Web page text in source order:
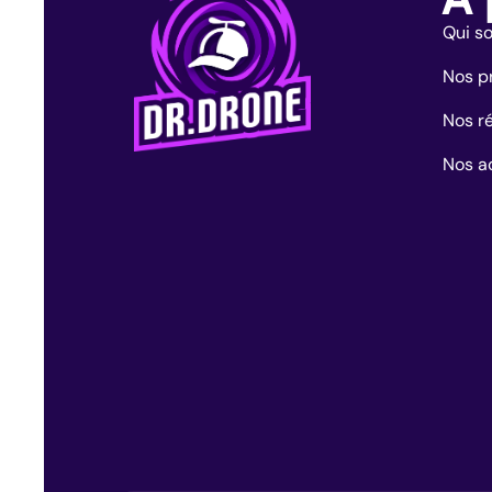
Qui
Nos
Nos
Nos